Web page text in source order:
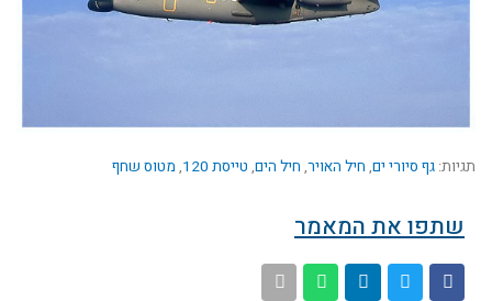
תגיות: גף סיורי ים, חיל האויר, חיל הים, טייסת 120 , מטוס שחף
שתפו את המאמר